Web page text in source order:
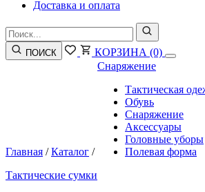
Доставка и оплата
ПОИСК КОРЗИНА (0)
Главная /Каталог /
Снаряжение
Тактическая
Обувь
Снаряжение
Аксессуары
Головные уборы
Полевая форма
Тактические сумки